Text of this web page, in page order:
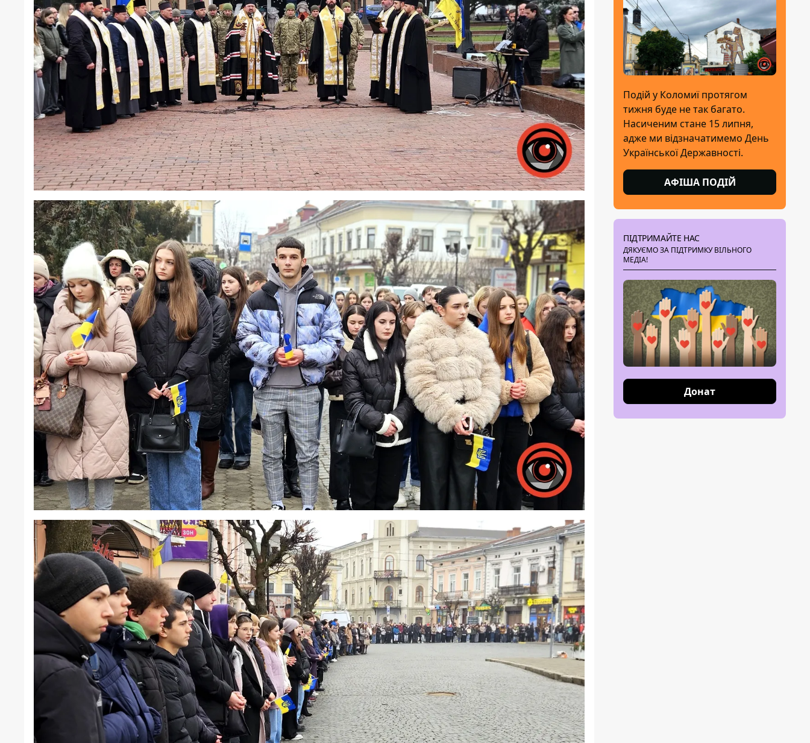
Подій у Коломиї протягом
тижня буде не так багато.
Насиченим стане 15 липня,
адже ми відзначатимемо День
Української Державності.
АФІША ПОДІЙ
ПІДТРИМАЙТЕ НАС
ДЯКУЄМО ЗА ПІДТРИМКУ ВІЛЬНОГО
МЕДІА!
Донат